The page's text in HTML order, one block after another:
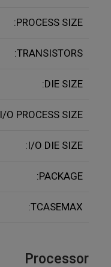
PROCESS SIZE:
TRANSISTORS:
DIE SIZE:
I/O PROCESS SIZE:
I/O DIE SIZE:
PACKAGE:
TCASEMAX:
Processor